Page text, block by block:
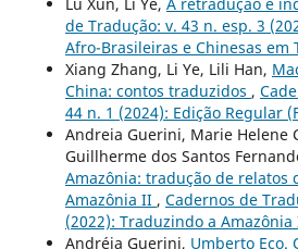
Lu Xun, Li Ye, A retradução é
de Tradução: v. 43 n. esp. 3
Afro-Brasileiras e Chinesas em
Xiang Zhang, Li Ye, Lili Han,
China: contos traduzidos ,
44 n. 1 (2024): Edição Regular
Andreia Guerini, Marie Helene
Guillherme dos Santos
Amazônia: tradução de relatos
Amazônia II , Cadernos de
(2022): Traduzindo a Amazônia
Andréia Guerini, Umberto Eco.